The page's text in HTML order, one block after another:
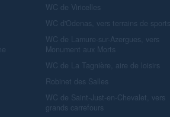
WC de Viricelles
WC d'Odenas, vers terrains de sports
WC de Lamure-sur-Azergues, vers
Monument aux Morts
WC de La Tagnière, aire de loisirs
Robinet des Salles
WC de Saint-Just-en-Chevalet, vers
grands carrefours